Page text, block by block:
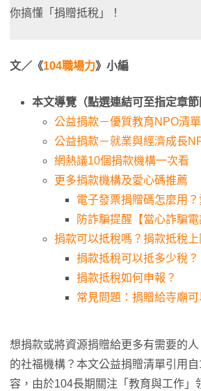
你搞懂「捐贈抵稅」！
文／《104職場力》小編
本文導覽（點選連結可至指定章節
公益捐款－優質教育NPO清單
公益捐款－就業與經濟成長
網熱議10個捐款機構一次看
更多捐款機構及愛心碼推薦
電子發票捐贈碼怎麼用
防詐騙提醒【當心詐騙電
捐款可以抵稅嗎？捐款抵稅上
捐款抵稅可以抵多少稅？
捐款抵稅如何申報？
常見問題：捐贈給寺廟可
想捐款或將資源捐贈給更多有需要的
的社福機構？本文公益捐贈清單引用
容，由於104長期關注「教育與工作」